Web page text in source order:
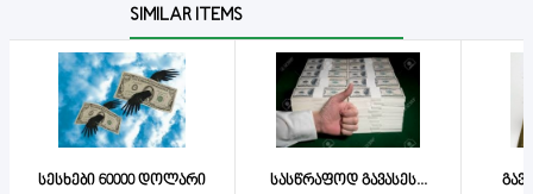
SIMILAR ITEMS
სესხები 60000 დოლარი სასწრაფოდ გავასეს...